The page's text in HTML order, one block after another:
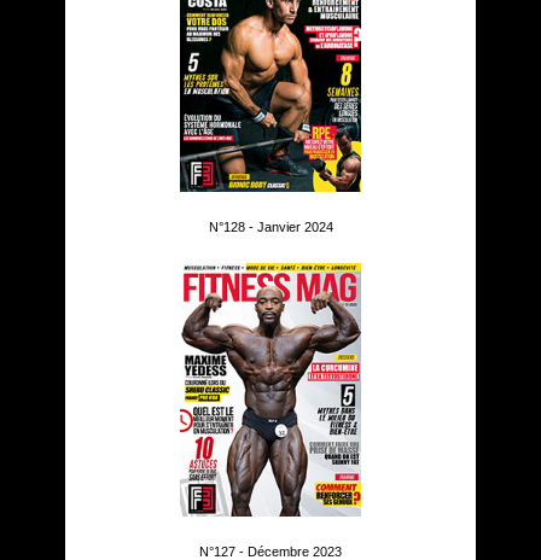
N°128 - Janvier 2024
N°127 - Décembre 2023